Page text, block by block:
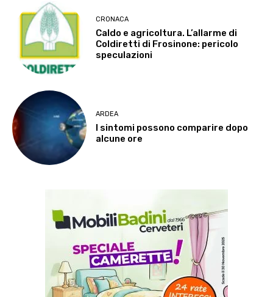
CRONACA
Caldo e agricoltura. L’allarme di
Coldiretti di Frosinone: pericolo
speculazioni
ARDEA
I sintomi possono comparire dopo
alcune ore